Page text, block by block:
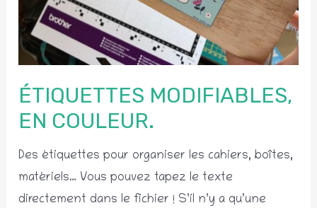
ÉTIQUETTES MODIFIABLES,
EN COULEUR.
Des étiquettes pour organiser les cahiers, boîtes,
matériels… Vous pouvez tapez le texte
directement dans le fichier ! S’il n’y a qu’une